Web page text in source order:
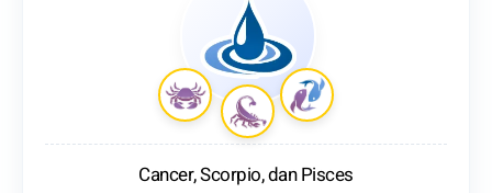
Cancer, Scorpio, dan Pisces